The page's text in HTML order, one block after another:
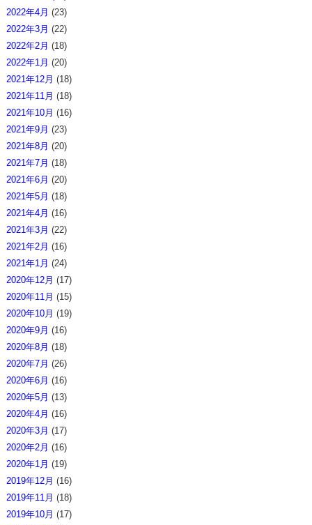
2022年4月 (23)
2022年3月 (22)
2022年2月 (18)
2022年1月 (20)
2021年12月 (18)
2021年11月 (18)
2021年10月 (16)
2021年9月 (23)
2021年8月 (20)
2021年7月 (18)
2021年6月 (20)
2021年5月 (18)
2021年4月 (16)
2021年3月 (22)
2021年2月 (16)
2021年1月 (24)
2020年12月 (17)
2020年11月 (15)
2020年10月 (19)
2020年9月 (16)
2020年8月 (18)
2020年7月 (26)
2020年6月 (16)
2020年5月 (13)
2020年4月 (16)
2020年3月 (17)
2020年2月 (16)
2020年1月 (19)
2019年12月 (16)
2019年11月 (18)
2019年10月 (17)